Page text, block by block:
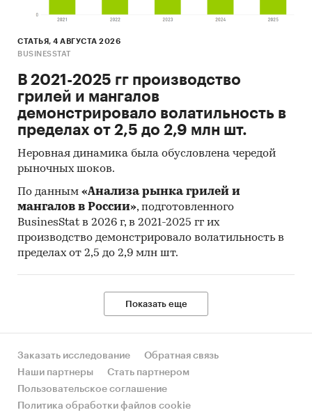
СТАТЬЯ, 4 АВГУСТА 2026
BUSINESSTAT
В 2021-2025 гг производство
грилей и мангалов
демонстрировало волатильность в
пределах от 2,5 до 2,9 млн шт.
Неровная динамика была обусловлена чередой
рыночных шоков.
По данным «Анализа рынка грилей и
мангалов в России», подготовленного
BusinesStat в 2026 г, в 2021-2025 гг их
производство демонстрировало волатильность в
пределах от 2,5 до 2,9 млн шт.
Показать еще
Заказать исследование
Обратная связь
Наши партнеры
Стать партнером
Пользовательское соглашение
Политика обработки файлов cookie